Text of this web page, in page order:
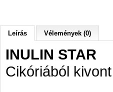
Leírás Vélemények (0)
INULIN STAR
Cikóriából